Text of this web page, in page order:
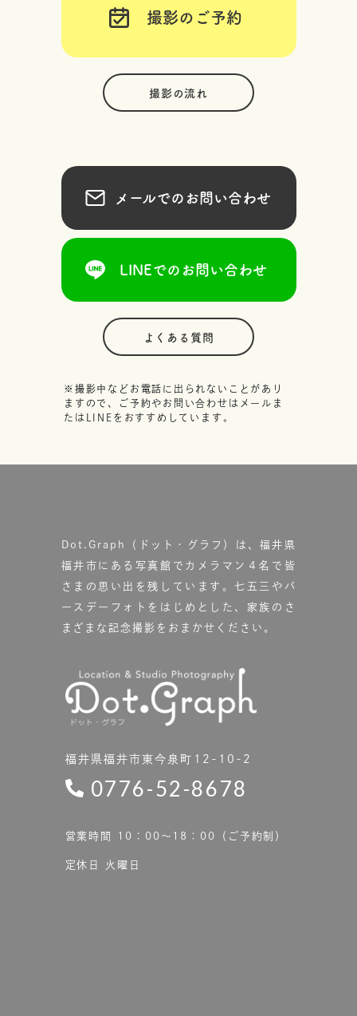
撮影のご予約
撮影の流れ
メールでのお問い合わせ
LINEでのお問い合わせ
よくある質問
※撮影中などお電話に出られないことがあり
ますので、ご予約やお問い合わせはメールま
たはLINEをおすすめしています。
Dot.Graph（ドット・グラフ）は、福井県
福井市にある写真館で カメラマン４名で皆
さまの思い出を残しています。七五三やバ
ースデーフォトをはじめとした、家族のさ
まざまな記念撮影をおまかせください。
福井県福井市東今泉町12-10-2
0776-52-8678
営業時間 10：00〜18：00（ご予約制）
定休日 火曜日